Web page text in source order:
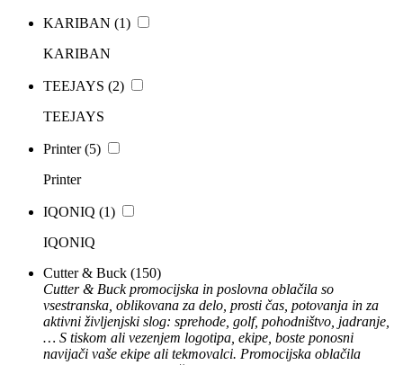
KARIBAN (1)
KARIBAN
TEEJAYS (2)
TEEJAYS
Printer(5)
Printer
IQONIQ (1)
IQONIQ
Cutter & Buck (150)
Cutter & Buck promocijska in poslovna oblačila so
vsestranska, oblikovana za delo, prosti čas, potovanja in za
aktivni življenjski slog: sprehode, golf, pohodništvo, jadranje,
… S tiskom ali vezenjem logotipa, ekipe, boste ponosni
navijači vaše ekipe ali tekmovalci. Promocijska oblačila